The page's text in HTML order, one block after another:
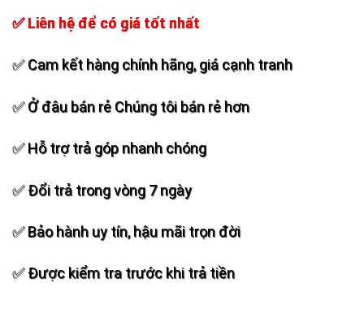
✅ Liên hệ để có giá tốt nhất
✅ Cam kết hàng chính hãng, giá cạnh tranh
✅ Ở đâu bán rẻ Chúng tôi bán rẻ hơn
✅ Hỗ trợ trả góp nhanh chóng
✅ Đổi trả trong vòng 7 ngày
✅ Bảo hành uy tín, hậu mãi trọn đời
✅ Được kiểm tra trước khi trả tiền